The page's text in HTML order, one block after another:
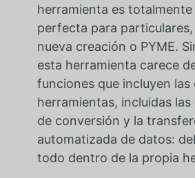
herramienta es
perfecta para
nueva creación o PYME.
esta herramienta carece
funciones que incluyen las
herramientas, incluidas
de conversión y la
automatizada de datos:
todo dentro de la propia